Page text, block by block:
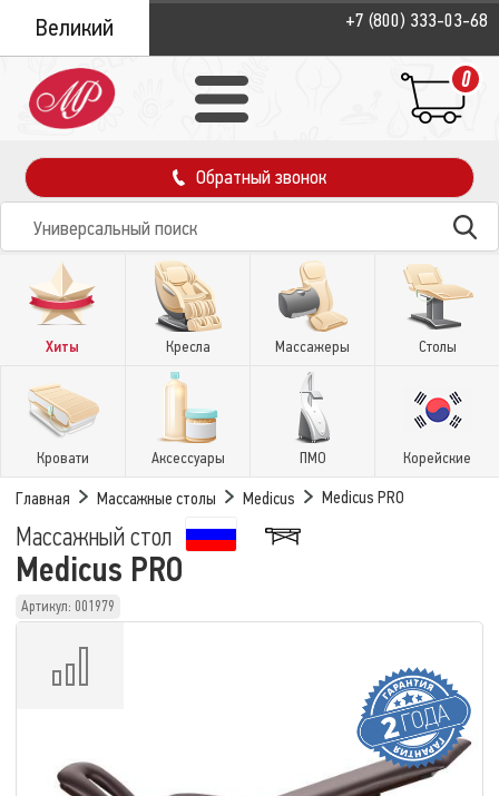
Великий
Новгород
+7 (800) 333-03-68
0
Обратный звонок
Хиты Кресла Массажеры Столы
Кровати Аксессуары ПМО Корейские
Главная Массажные столы Medicus Medicus PRO
Массажный стол
Medicus PRO
Артикул: 001979